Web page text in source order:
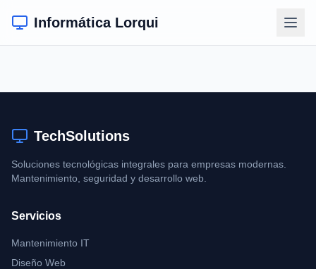
Informática Lorqui
TechSolutions
Soluciones tecnológicas integrales para empresas modernas.
Mantenimiento, seguridad y desarrollo web.
Servicios
Mantenimiento IT
Diseño Web